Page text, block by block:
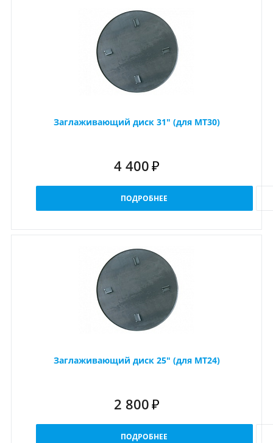
Заглаживающий диск 31" (для MT30)
4 400 ₽
ПОДРОБНЕЕ
Заглаживающий диск 25" (для MT24)
2 800 ₽
ПОДРОБНЕЕ